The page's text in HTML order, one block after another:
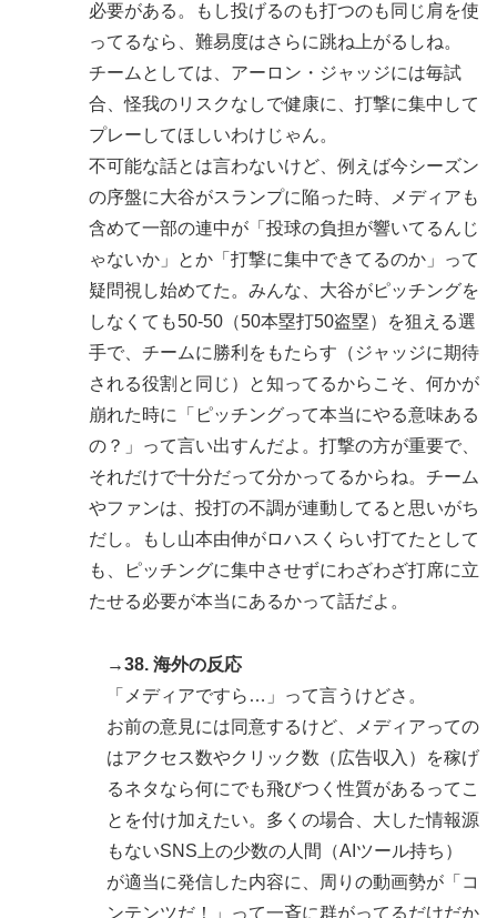
必要がある。もし投げるのも打つのも同じ肩を使
ってるなら、難易度はさらに跳ね上がるしね。
チームとしては、アーロン・ジャッジには毎試
合、怪我のリスクなしで健康に、打撃に集中して
プレーしてほしいわけじゃん。
不可能な話とは言わないけど、例えば今シーズン
の序盤に大谷がスランプに陥った時、メディアも
含めて一部の連中が「投球の負担が響いてるんじ
ゃないか」とか「打撃に集中できてるのか」って
疑問視し始めてた。みんな、大谷がピッチングを
しなくても50-50（50本塁打50盗塁）を狙える選
手で、チームに勝利をもたらす（ジャッジに期待
される役割と同じ）と知ってるからこそ、何かが
崩れた時に「ピッチングって本当にやる意味ある
の？」って言い出すんだよ。打撃の方が重要で、
それだけで十分だって分かってるからね。チーム
やファンは、投打の不調が連動してると思いがち
だし。もし山本由伸がロハスくらい打てたとして
も、ピッチングに集中させずにわざわざ打席に立
たせる必要が本当にあるかって話だよ。
→38. 海外の反応
「メディアですら…」って言うけどさ。
お前の意見には同意するけど、メディアっての
はアクセス数やクリック数（広告収入）を稼げ
るネタなら何にでも飛びつく性質があるってこ
とを付け加えたい。多くの場合、大した情報源
もないSNS上の少数の人間（AIツール持ち）
が適当に発信した内容に、周りの動画勢が「コ
ンテンツだ！」って一斉に群がってるだけだか